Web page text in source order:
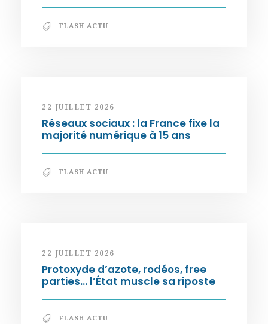
FLASH ACTU
22 JUILLET 2026
Réseaux sociaux : la France fixe la
majorité numérique à 15 ans
FLASH ACTU
22 JUILLET 2026
Protoxyde d’azote, rodéos, free
parties… l’État muscle sa riposte
FLASH ACTU